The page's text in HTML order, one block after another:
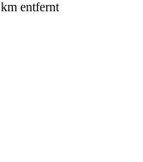
km entfernt